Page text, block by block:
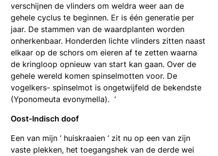
verschijnen de vlinders om weldra weer aan de
gehele cyclus te beginnen. Er is één generatie per
jaar. De stammen van de waardplanten worden
onherkenbaar. Honderden lichte vlinders zitten naast
elkaar op de schors om eieren af te zetten waarna
de kringloop opnieuw van start kan gaan. Over de
gehele wereld komen spinselmotten voor. De
vogelkers- spinselmot is ongetwijfeld de bekendste
(Yponomeuta evonymella). ‘
Oost-Indisch doof
Een van mijn ‘ huiskraaien ‘ zit nu op een van zijn
vaste plekken, het toegangshek van de derde wei